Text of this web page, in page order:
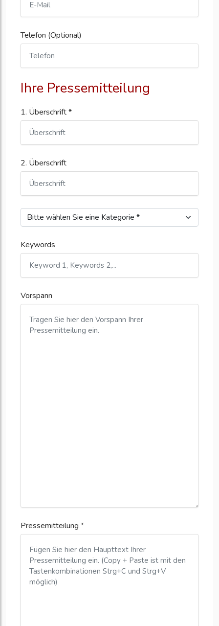
Telefon (Optional)
Ihre Pressemitteilung
1. Überschrift *
2. Überschrift
Keywords
Vorspann
Pressemitteilung *